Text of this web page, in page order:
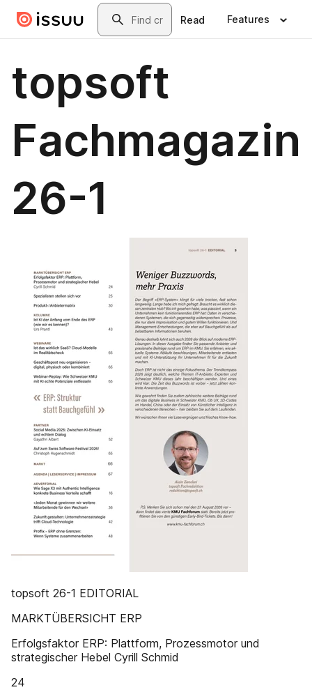
Skip to main contentSearch
Read Features
topsoft
Fachmagazin
26-1
topsoft 26-1 EDITORIAL
MARKTÜBERSICHT ERP
Erfolgsfaktor ERP: Plattform, Prozessmotor und
strategischer Hebel Cyrill Schmid
24